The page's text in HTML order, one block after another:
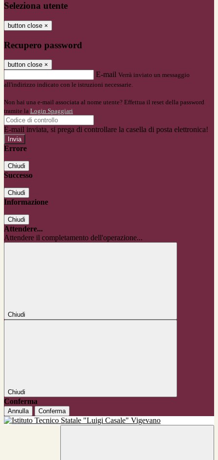
Seleziona utente
button close ×
Recupero password
button close ×
E-mail Verrà inviato un messaggio
all'indirizzo indicato con le istruzioni necessarie.
Non hai una e-mail associata al nome utente? Effettua il reset della password
tramite la Login Spaggiari
E-mail inviata, si prega di controllare la casella di posta elettronica!
Errore
Chiudi
Successo
Chiudi
Informazione
Chiudi
Attendere...
Attendere il completamento dell'operazione...
Chiudi
Chiudi
Conferma
Annulla Conferma